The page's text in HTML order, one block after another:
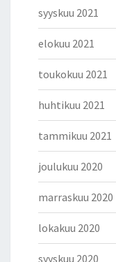
syyskuu 2021
elokuu 2021
toukokuu 2021
huhtikuu 2021
tammikuu 2021
joulukuu 2020
marraskuu 2020
lokakuu 2020
syyskuu 2020